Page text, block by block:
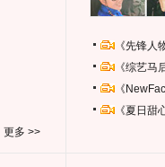
更多 >>
《先锋
《综艺
《
《夏日